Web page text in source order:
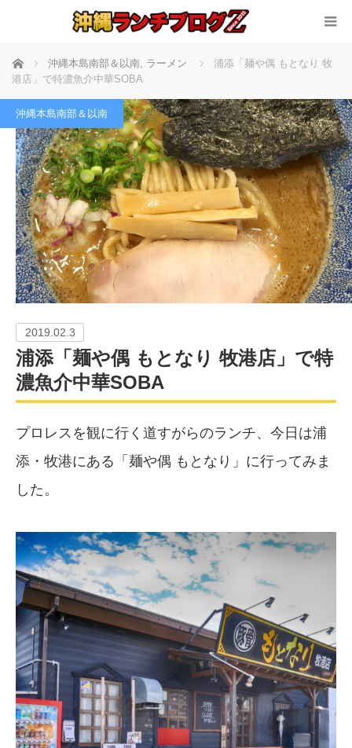
ホーム 沖縄本島南部＆以南, ラーメン
浦添「麺や偶 もとなり 牧
港店」で特濃魚介中華SOBA
沖縄本島南部＆以南
2019.02.3
浦添「麺や偶 もとなり 牧港店」で特
濃魚介中華SOBA
プロレスを観に行く道すがらのランチ、今日は浦
添・牧港にある「麺や偶 もとなり」に行ってみま
した。